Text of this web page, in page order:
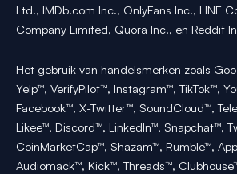
Ltd., IMDb.com Inc., OnlyFans Inc., LINE
Company Limited, Quora Inc., en Reddit
Het gebruik van handelsmerken zoals
Yelp™, VerifyPilot™, Instagram™, TikTok™,
Facebook™, X-Twitter™, SoundCloud™,
Likee™, Discord™, LinkedIn™, Snapchat™,
CoinMarketCap™, Shazam™, Rumble™,
Audiomack™, Kick™, Threads™,